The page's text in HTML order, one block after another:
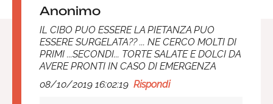
Anonimo
IL CIBO PUO ESSERE LA PIETANZA PUO
ESSERE SURGELATA?? ... NE CERCO MOLTI DI
PRIMI ...SECONDI... TORTE SALATE E DOLCI DA
AVERE PRONTI IN CASO DI EMERGENZA
08/10/2019 16:02:19 Rispondi